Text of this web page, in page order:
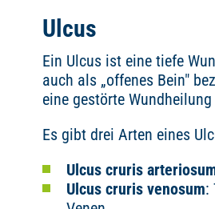
Ulcus
Ein Ulcus ist eine tiefe
auch als „offenes Bein"
eine gestörte
Es gibt drei Arten eines
Ulcus cruris
Ulcus cruris venosum: